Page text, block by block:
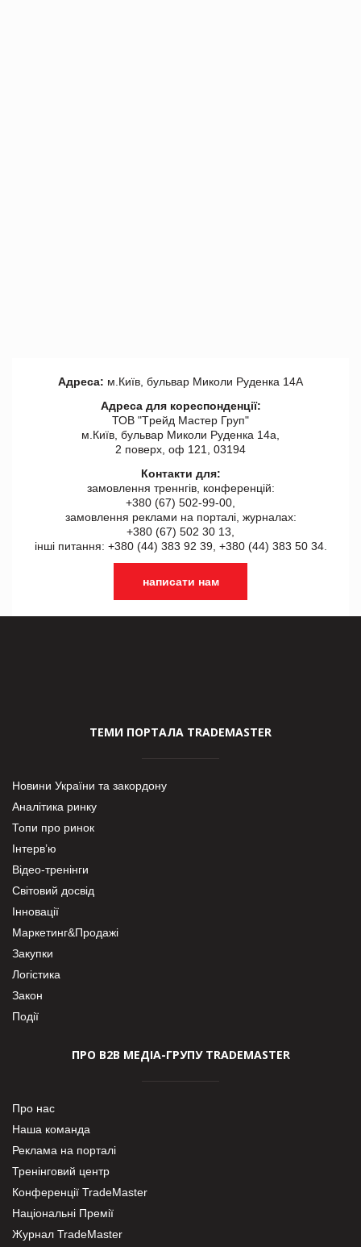
Адреса: м.Київ, бульвар Миколи Руденка 14А
Адреса для кореспонденції:
ТОВ "Tрейд Мастер Груп"
м.Київ, бульвар Миколи Руденка 14а,
2 поверх, оф 121, 03194
Контакти для:
замовлення треннгів, конференцій:
+380 (67) 502-99-00,
замовлення реклами на порталі, журналах:
+380 (67) 502 30 13,
інші питання: +380 (44) 383 92 39, +380 (44) 383 50 34.
написати нам
ТЕМИ ПОРТАЛА TRADEMASTER
Новини України та закордону
Аналітика ринку
Топи про ринок
Інтерв’ю
Відео-тренінги
Світовий досвід
Інновації
Маркетинг&Продажі
Закупки
Логістика
Закон
Події
ПРО В2В МЕДІА-ГРУПУ TRADEMASTER
Про нас
Наша команда
Реклама на порталі
Тренінговий центр
Конференції TradeMaster
Національні Премії
Журнал TradeMaster